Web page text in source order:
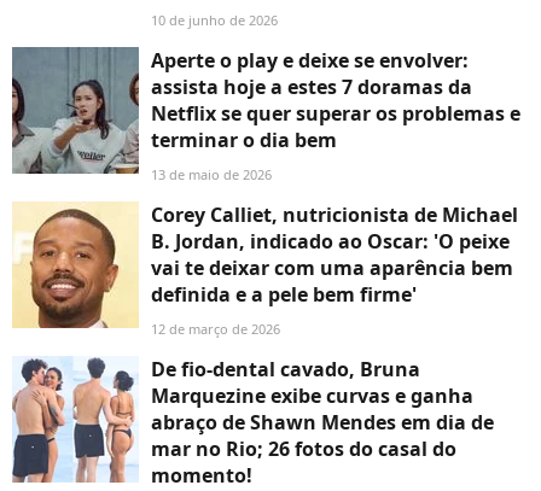
10 de junho de 2026
Aperte o play e deixe se envolver:
assista hoje a estes 7 doramas da
Netflix se quer superar os problemas e
terminar o dia bem
13 de maio de 2026
Corey Calliet, nutricionista de Michael
B. Jordan, indicado ao Oscar: 'O peixe
vai te deixar com uma aparência bem
definida e a pele bem firme'
12 de março de 2026
De fio-dental cavado, Bruna
Marquezine exibe curvas e ganha
abraço de Shawn Mendes em dia de
mar no Rio; 26 fotos do casal do
momento!